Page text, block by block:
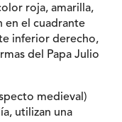
roja, amarilla,
en el cuadrante
inferior derecho,
del Papa Julio
medieval)
utilizan una